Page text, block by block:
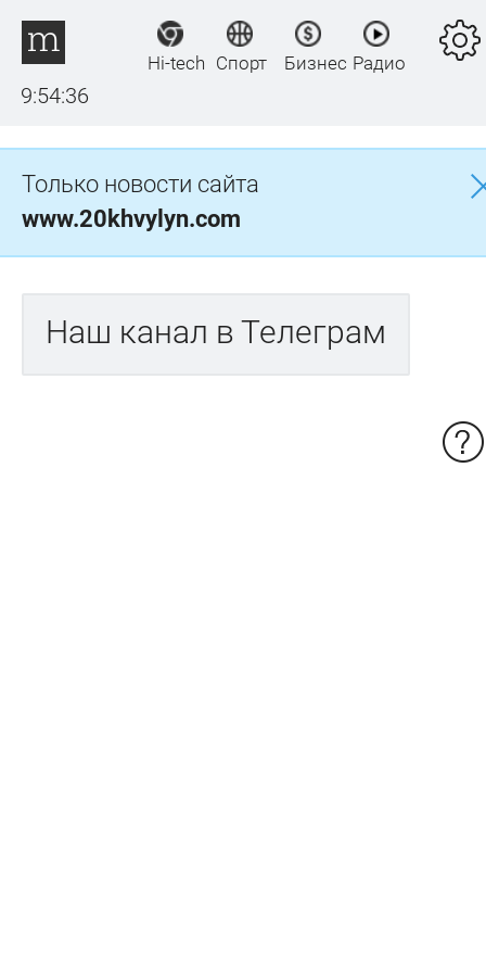
9:54:36
Hi-tech Спорт Бизнес Радио
Только новости сайта
www.20khvylyn.com
Наш канал в Телеграм